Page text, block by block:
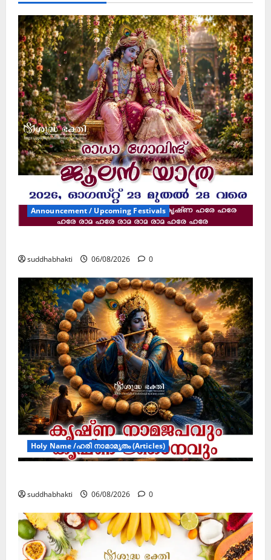
Announcement / Upcoming Festivals
suddhabhakti 06/08/2026 0
Holy Name /ഹരി നാമാമൃതം (Articles)
suddhabhakti 06/08/2026 0